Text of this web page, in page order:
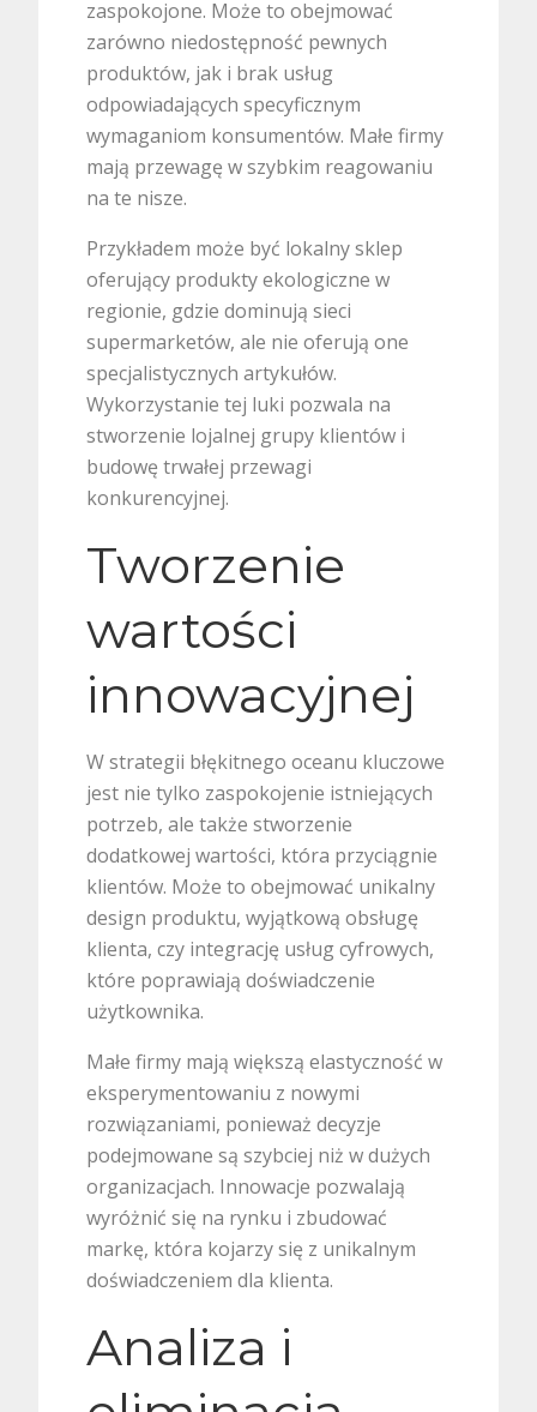
zaspokojone. Może to obejmować
zarówno niedostępność pewnych
produktów, jak i brak usług
odpowiadających specyficznym
wymaganiom konsumentów. Małe firmy
mają przewagę w szybkim reagowaniu
na te nisze.
Przykładem może być lokalny sklep
oferujący produkty ekologiczne w
regionie, gdzie dominują sieci
supermarketów, ale nie oferują one
specjalistycznych artykułów.
Wykorzystanie tej luki pozwala na
stworzenie lojalnej grupy klientów i
budowę trwałej przewagi
konkurencyjnej.
Tworzenie
wartości
innowacyjnej
W strategii błękitnego oceanu kluczowe
jest nie tylko zaspokojenie istniejących
potrzeb, ale także stworzenie
dodatkowej wartości, która przyciągnie
klientów. Może to obejmować unikalny
design produktu, wyjątkową obsługę
klienta, czy integrację usług cyfrowych,
które poprawiają doświadczenie
użytkownika.
Małe firmy mają większą elastyczność w
eksperymentowaniu z nowymi
rozwiązaniami, ponieważ decyzje
podejmowane są szybciej niż w dużych
organizacjach. Innowacje pozwalają
wyróżnić się na rynku i zbudować
markę, która kojarzy się z unikalnym
doświadczeniem dla klienta.
Analiza i